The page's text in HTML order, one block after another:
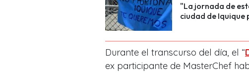
"La jornada de
ciudad de
Durante el transcurso del día, el “
ex participante de MasterChef